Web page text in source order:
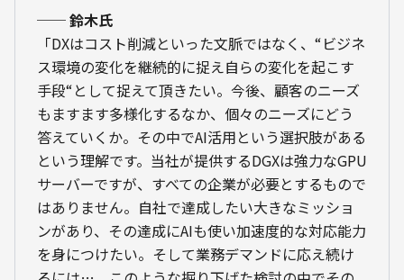
── 鈴木氏
「DXはコスト削減といった文脈ではなく、“ビジネ
ス環境の変化を継続的に捉え自らの変化を起こす
手段“として捉えて頂きたい。今後、顧客のニーズ
もますます多様化するなか、個々のニーズにどう
答えていくか。その中でAI活用という選択肢がある
という理解です。当社が提供するDGXは強力なGPU
サーバーですが、すべての企業が必要とするもので
はありません。自社で達成したい大きなミッショ
ンがあり、その達成にAIも使い加速度的な対応能力
を身につけたい。そして業務デマンドに応え続け